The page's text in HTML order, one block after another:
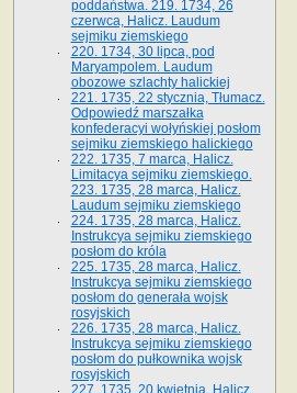
poddaństwa. 219. 1734, 26
czerwca, Halicz. Laudum
sejmiku ziemskiego
220. 1734, 30 lipca, pod
Maryampolem. Laudum
obozowe szlachty halickiej
221. 1735, 22 stycznia, Tłumacz.
Odpowiedź marszałka
konfederacyi wołyńskiej posłom
sejmiku ziemskiego halickiego
222. 1735, 7 marca, Halicz.
Limitacya sejmiku ziemskiego.
223. 1735, 28 marca, Halicz.
Laudum sejmiku ziemskiego
224. 1735, 28 marca, Halicz.
Instrukcya sejmiku ziemskiego
posłom do króla
225. 1735, 28 marca, Halicz.
Instrukcya sejmiku ziemskiego
posłom do generała wojsk
rosyjskich
226. 1735, 28 marca, Halicz.
Instrukcya sejmiku ziemskiego
posłom do pułkownika wojsk
rosyjskich
227. 1735, 20 kwietnia, Halicz.